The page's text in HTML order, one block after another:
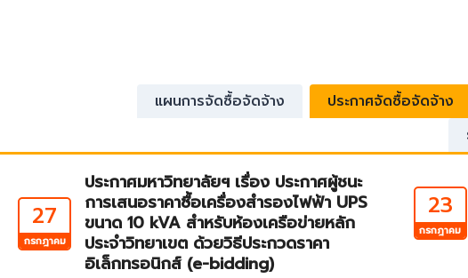
แผนการจัดซื้อจัดจ้าง ประกาศจัดซื้อจัดจ้าง
27
กรกฎาคม
ประกาศมหาวิทยาลัยฯ เรื่อง ประกาศผู้ชนะ
การเสนอราคาซื้อเครื่องสำรองไฟฟ้า UPS
ขนาด 10 kVA สำหรับห้องเครือข่ายหลัก
ประจำวิทยาเขต ด้วยวิธีประกวดราคา
อิเล็กทรอนิกส์ (e-bidding)
23
กรกฎาคม